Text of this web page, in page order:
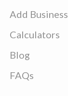
Add Business
Calculators
Blog
FAQs